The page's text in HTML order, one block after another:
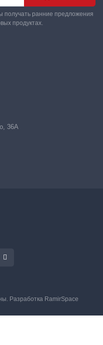
получать ранние предложения
продуктах.
36А
Разработка RamirSpace